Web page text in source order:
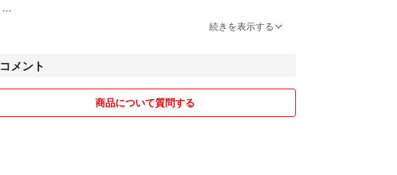
メルカリでも出品の為、急に削除することがあります。
素人の検品になりますので、見落としがあるかもしれません。
続きを表示する
コメント
商品について質問する